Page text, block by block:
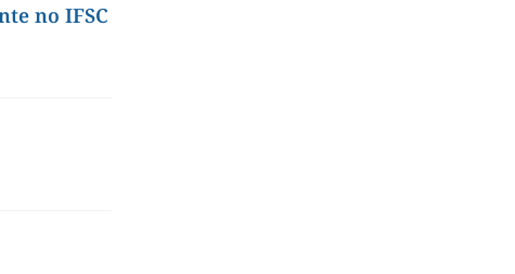
no IFSC